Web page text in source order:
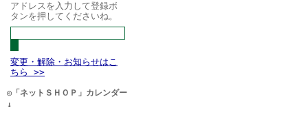
アドレスを入力して登録ボ
タンを押してくださいね。
変更・解除・お知らせはこ
ちら >>
◎「ネットＳＨＯＰ」カレンダー
↓